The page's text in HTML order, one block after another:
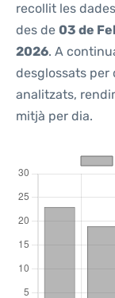
recollit les
des de 03 de
2026. A
desglossats per
analitzats,
mitjà per dia.